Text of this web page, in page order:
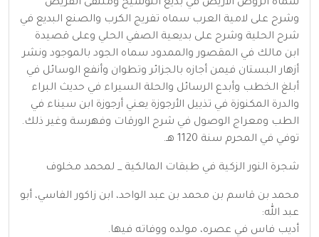
سماه الروض الأريض في بديع التوشيح ومنتقى القريض
وشرح على لامية العرب سماه تفريج الكرب والصنع البديع في
شرح الحلية وشرح على بديعية الصفي الحلي وعلى قصيدة
ابن مالك في المقصور والممدود سماه الجود بالموجود ونشر
أزهار البستان فيمن أجازه بالجزائر وتطوان وأنفع الوسائل في
أبلغ الخطب وأبدع الرسائل والحلة السيراء في حديث البراء
والدرة المكنوزة في تذييل الأرجوزة يعني أرجوزة ابن سيناء في
الطب ومعراج الوصول في شرح الورقات وفهرسة وغير ذلك.
توفي في المحرم سنة 1120 هـ.
شجرة النور الزكية في طبقات المالكية _ لمحمد مخلوف
محمد بن قاسم بن محمد بن عبد الواحد، ابن زاكور الفاسي، أبو
عبد الله:
أديب فاس في عصره، مولده ووفاته فيها.